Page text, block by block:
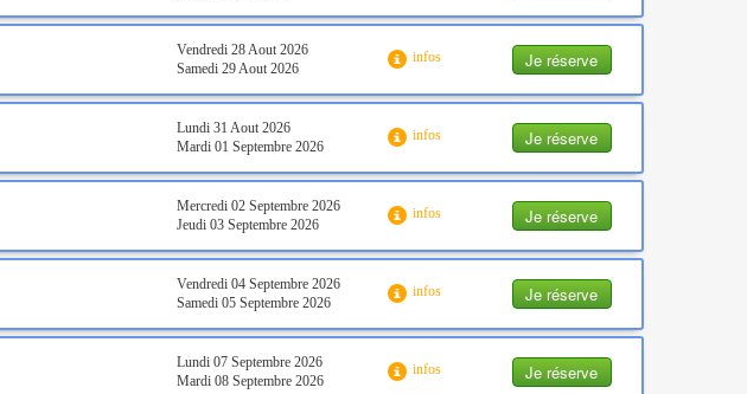
Je réserve
Vendredi 28 Aout 2026
Samedi 29 Aout 2026
infos
Je réserve
Lundi 31 Aout 2026
Mardi 01 Septembre 2026
infos
Je réserve
Mercredi 02 Septembre 2026
Jeudi 03 Septembre 2026
infos
Je réserve
Vendredi 04 Septembre 2026
Samedi 05 Septembre 2026
infos
Je réserve
Lundi 07 Septembre 2026
Mardi 08 Septembre 2026
infos